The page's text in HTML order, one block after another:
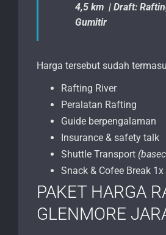
4,5 km | Draft:
Gumitir
Harga tersebut sudah
Rafting River
Peralatan Rafting
Guide berpengalaman
Insurance & safety talk
Shuttle Transport
Snack & Cofee Break 1x
PAKET HARGA
GLENMORE